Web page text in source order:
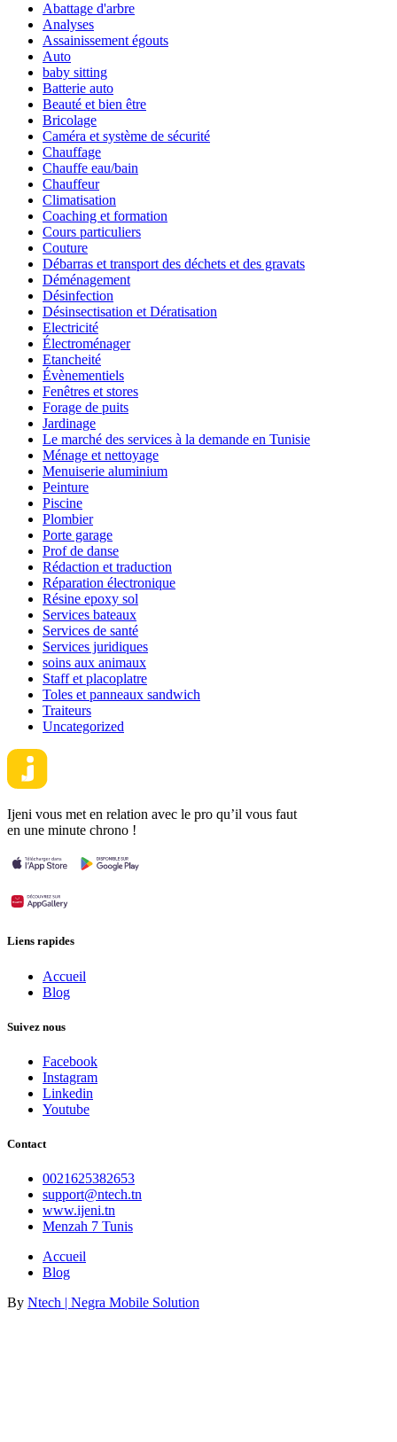
Abattage d'arbre
Analyses
Assainissement égouts
Auto
baby sitting
Batterie auto
Beauté et bien être
Bricolage
Caméra et système de sécurité
Chauffage
Chauffe eau/bain
Chauffeur
Climatisation
Coaching et formation
Cours particuliers
Couture
Débarras et transport des déchets et des gravats
Déménagement
Désinfection
Désinsectisation et Dératisation
Electricité
Électroménager
Etancheité
Évènementiels
Fenêtres et stores
Forage de puits
Jardinage
Le marché des services à la demande en Tunisie
Ménage et nettoyage
Menuiserie aluminium
Peinture
Piscine
Plombier
Porte garage
Prof de danse
Rédaction et traduction
Réparation électronique
Résine epoxy sol
Services bateaux
Services de santé
Services juridiques
soins aux animaux
Staff et placoplatre
Toles et panneaux sandwich
Traiteurs
Uncategorized
Ijeni vous met en relation avec le pro qu’il vous faut
en une minute chrono !
Liens rapides
Accueil
Blog
Suivez nous
Facebook
Instagram
Linkedin
Youtube
Contact
0021625382653
support@ntech.tn
www.ijeni.tn
Menzah 7 Tunis
Accueil
Blog
By Ntech | Negra Mobile Solution